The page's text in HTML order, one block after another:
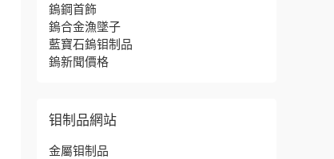
鎢鋼首飾
鎢合金漁墜子
藍寶石鎢钼制品
鎢新聞價格
钼制品網站
金屬钼制品